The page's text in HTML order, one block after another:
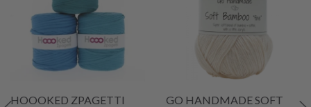
HOOOKED ZPAGETTI
GO HANDMADE SOFT